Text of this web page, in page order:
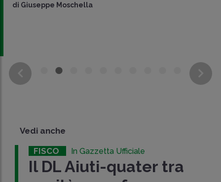
di Giuseppe Moschella
Vedi anche
FISCO In Gazzetta Ufficiale
Il DL Aiuti-quater tra